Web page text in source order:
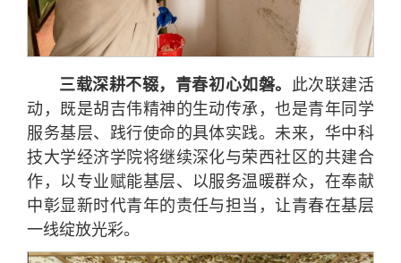
三载深耕不辍，青春初心如磐。
此次联建活
动，既是胡吉伟精神的生动传承，也是青年同学
服务基层、践行使命的具体实践。未来，华中科
技大学经济学院将继续深化与荣西社区的共建合
作，以专业赋能基层、以服务温暖群众，在奉献
中彰显新时代青年的责任与担当，让青春在基层
一线绽放光彩。